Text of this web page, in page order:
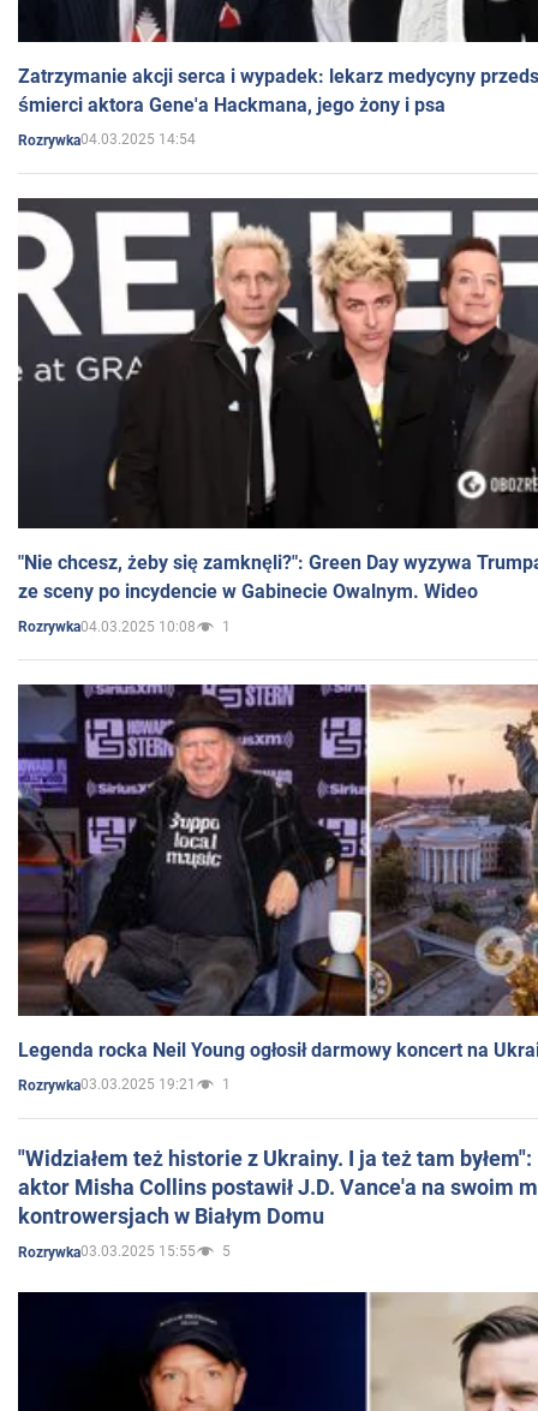
Zatrzymanie akcji serca i wypadek: lekarz medycyny
śmierci aktora Gene'a Hackmana, jego żony i psa
Rozrywka04.03.2025 14:54
"Nie chcesz, żeby się zamknęli?": Green Day wyzywa
ze sceny po incydencie w Gabinecie Owalnym. Wideo
Rozrywka04.03.2025 10:08 1
Legenda rocka Neil Young ogłosił darmowy koncert na
Rozrywka03.03.2025 19:21 1
"Widziałem też historie z Ukrainy. I ja też tam
aktor Misha Collins postawił J.D. Vance'a na swoim
kontrowersjach w Białym Domu
Rozrywka03.03.2025 15:55 5